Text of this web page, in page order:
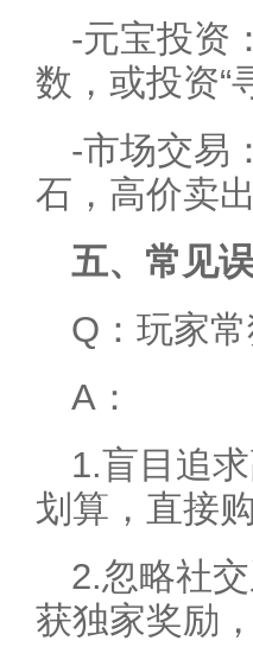
-元宝投资
数，或投资“
-市场交易
石，高价卖
五、常见
Q：玩家
A：
1.盲目追
划算，直接
2.忽略社
获独家奖励